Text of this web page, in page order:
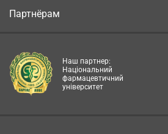
Партнёрам
Наш партнер:
Національний
фармацевтичний
університет